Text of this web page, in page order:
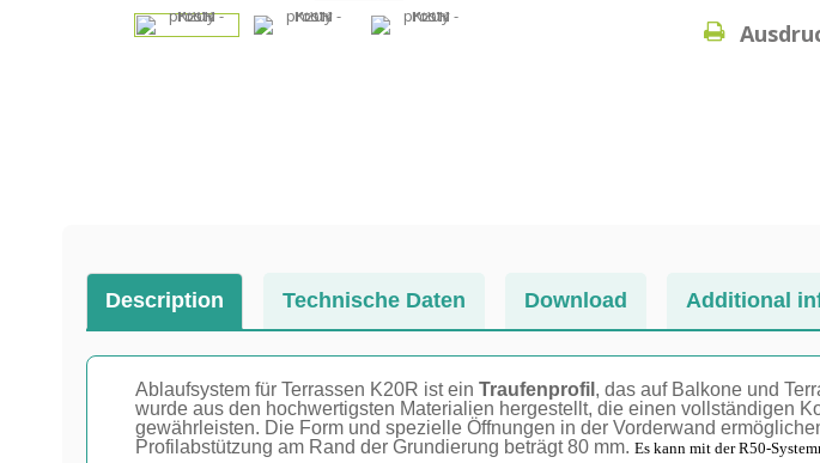
Description Technische Daten Download Additional
Ablaufsystem für Terrassen K20R ist ein Traufenprofil , das auf Balkone und
wurde aus den hochwertigsten Materialien hergestellt, die einen vollständigen
gewährleisten. Die Form und spezielle Öffnungen in der Vorderwand
Profilabstützung am Rand der Grundierung beträgt 80 mm. Es kann mit der R50-